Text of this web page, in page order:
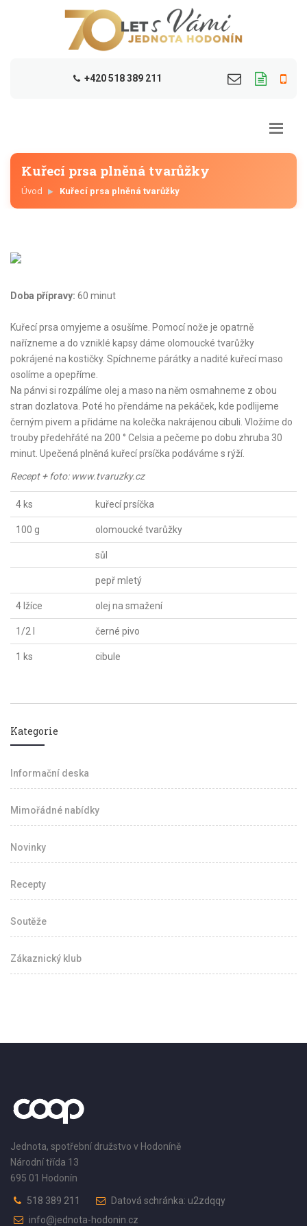
+420 518 389 211
Kuřecí prsa plněná tvarůžky
Úvod Kuřecí prsa plněná tvarůžky
Doba přípravy: 60 minut
Kuřecí prsa omyjeme a osušíme. Pomocí nože je opatrně
nařízneme a do vzniklé kapsy dáme olomoucké tvarůžky
pokrájené na kostičky. Spíchneme párátky a nadité kuřecí maso
osolíme a opepříme.
Na pánvi si rozpálíme olej a maso na něm osmahneme z obou
stran dozlatova. Poté ho přendáme na pekáček, kde podlijeme
černým pivem a přidáme na kolečka nakrájenou cibuli. Vložíme do
trouby předehřáté na 200 ° Celsia a pečeme po dobu zhruba 30
minut. Upečená plněná kuřecí prsíčka podáváme s rýží.
Recept + foto: www.tvaruzky.cz
4 ks kuřecí prsíčka
100 g olomoucké tvarůžky
sůl
pepř mletý
4 lžíce olej na smažení
1/2 l černé pivo
1 ks cibule
Kategorie
Informační deska
Mimořádné nabídky
Novinky
Recepty
Soutěže
Zákaznický klub
Jednota, spotřební družstvo v Hodoníně
Národní třída 13
695 01 Hodonín
518 389 211
Datová schránka: u2zdqqy
info@jednota-hodonin.cz